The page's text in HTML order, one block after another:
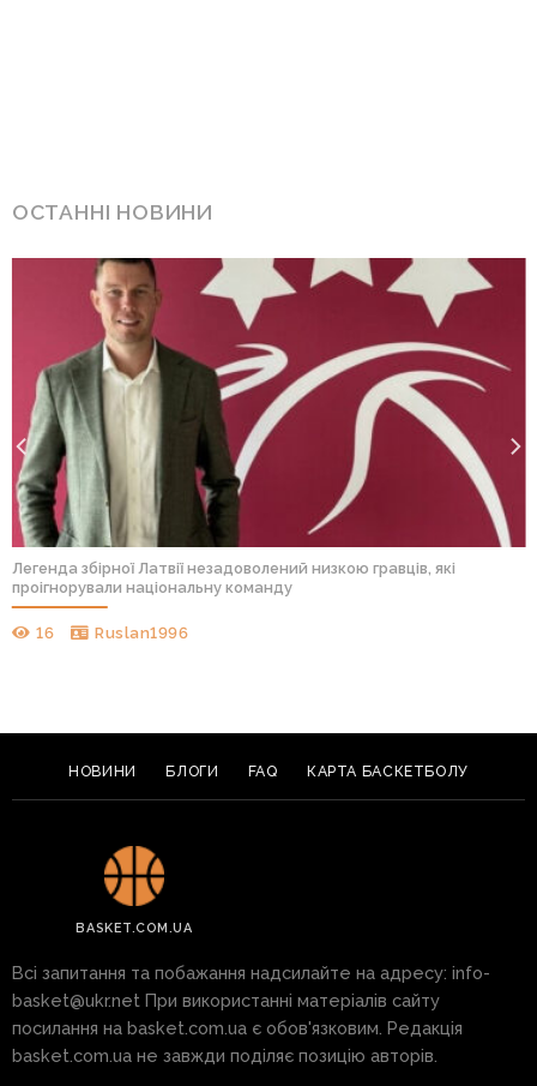
ОСТАННІ НОВИНИ
Легенда збірної Латвії незадоволений низкою гравців, які
проігнорували національну команду
16 Ruslan1996
НОВИНИ БЛОГИ FAQ КАРТА БАСКЕТБОЛУ
BASKET.COM.UA
Всі запитання та побажання надсилайте на адресу: info-
basket@ukr.net При використанні матеріалів сайту
посилання на basket.com.ua є обов'язковим. Редакція
basket.com.ua не завжди поділяє позицію авторів.